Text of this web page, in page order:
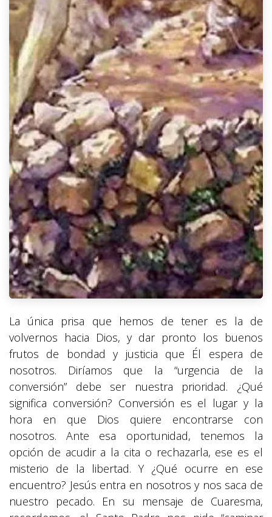
La única prisa que hemos de tener es la de
volvernos hacia Dios, y dar pronto los buenos
frutos de bondad y justicia que Él espera de
nosotros. Diríamos que la “urgencia de la
conversión” debe ser nuestra prioridad. ¿Qué
significa conversión? Conversión es el lugar y la
hora en que Dios quiere encontrarse con
nosotros. Ante esa oportunidad, tenemos la
opción de acudir a la cita o rechazarla, ese es el
misterio de la libertad. Y ¿Qué ocurre en ese
encuentro? Jesús entra en nosotros y nos saca de
nuestro pecado. En su mensaje de Cuaresma,